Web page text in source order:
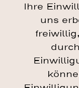
Ihre
uns